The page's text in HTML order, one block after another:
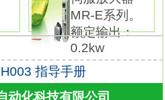
制4线式/设备端编码器
持功能安全单元、支持定
放大器。
MR-E系列。
额定输出：
0.2kw
指导手册
动化科技有限公司